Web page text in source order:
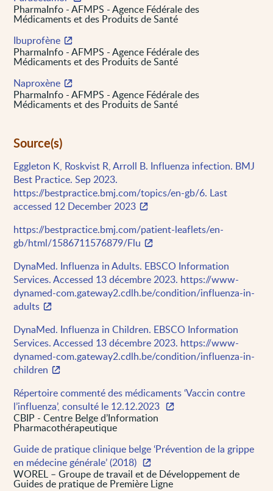
PharmaInfo - AFMPS - Agence Fédérale des
Médicaments et des Produits de Santé
Ibuprofène
PharmaInfo - AFMPS - Agence Fédérale des
Médicaments et des Produits de Santé
Naproxène
PharmaInfo - AFMPS - Agence Fédérale des
Médicaments et des Produits de Santé
Source(s)
Eggleton K, Roskvist R, Arroll B. Influenza infection. BMJ
Best Practice. Sep 2023.
https://bestpractice.bmj.com/topics/en-gb/6. Last
accessed 12 December 2023
https://bestpractice.bmj.com/patient-leaflets/en-
gb/html/1586711576879/Flu
DynaMed. Influenza in Adults. EBSCO Information
Services. Accessed 13 décembre 2023. https://www-
dynamed-com.gateway2.cdlh.be/condition/influenza-in-
adults
DynaMed. Influenza in Children. EBSCO Information
Services. Accessed 13 décembre 2023. https://www-
dynamed-com.gateway2.cdlh.be/condition/influenza-in-
children
Répertoire commenté des médicaments ‘Vaccin contre
l’influenza’, consulté le 12.12.2023
CBIP - Centre Belge d’Information
Pharmacothérapeutique
Guide de pratique clinique belge ‘Prévention de la grippe
en médecine générale’ (2018)
WOREL – Groupe de travail et de Développement de
Guides de pratique de Première Ligne